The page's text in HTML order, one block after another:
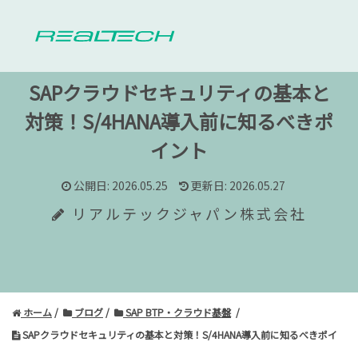
SAPクラウドセキュリティの基本と
対策！S/4HANA導入前に知るべきポ
イント
公開日: 2026.05.25 更新日: 2026.05.27
リアルテックジャパン株式会社
ホーム ブログ
SAP BTP・クラウド基盤
SAPクラウドセキュリティの基本と対策！S/4HANA導入前に知るべきポイ